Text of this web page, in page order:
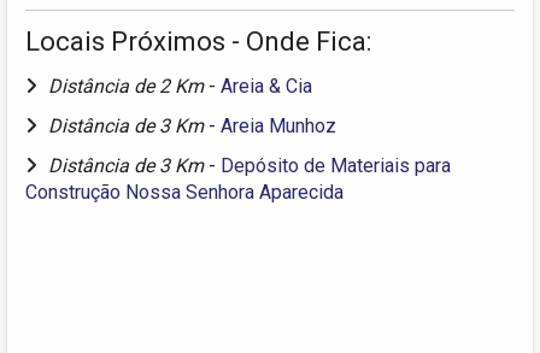
Locais Próximos - Onde Fica:
Distância de 2 Km - Areia & Cia
Distância de 3 Km - Areia Munhoz
Distância de 3 Km - Depósito de Materiais para
Construção Nossa Senhora Aparecida